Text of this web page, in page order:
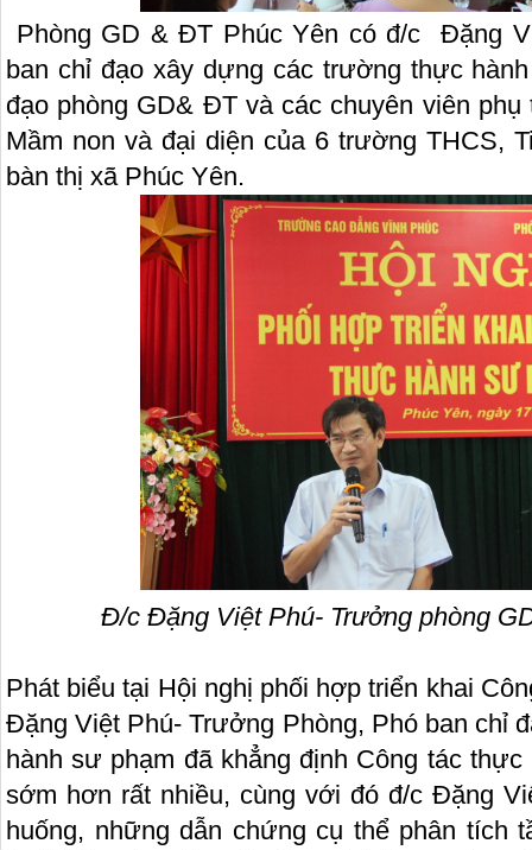
Phòng GD & ĐT Phúc Yên có đ/c Đặng
ban chỉ đạo xây dựng các trường thực
đạo phòng GD& ĐT và các chuyên viên
Mầm non và đại diện của 6 trường THCS,
bàn thị xã Phúc Yên.
Đ/c Đặng Việt Phú- Trưởng phòng
Phát biểu tại Hội nghị phối hợp triển khai
Đặng Việt Phú- Trưởng Phòng, Phó ban chỉ
hành sư phạm đã khẳng định Công tác
sớm hơn rất nhiều, cùng với đó đ/c Đặng
huống, những dẫn chứng cụ thể phân tích